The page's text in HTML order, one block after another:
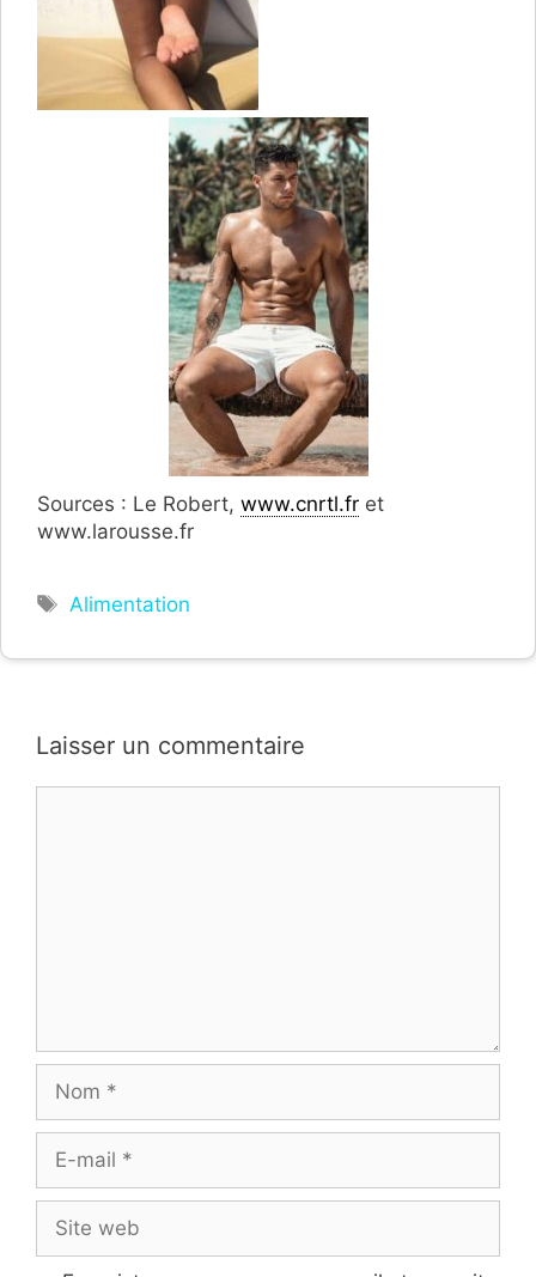
Sources : Le Robert, www.cnrtl.fr et
www.larousse.fr
Étiquettes
Alimentation
Laisser un commentaire
mail
web